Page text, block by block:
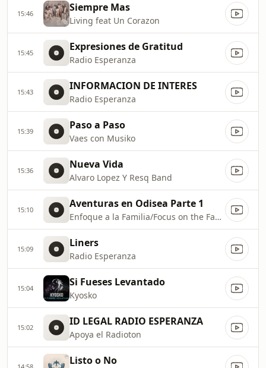
15:46 Siempre Mas
Living feat Un Corazon
15:45 Expresiones de Gratitud
Radio Esperanza
15:43 INFORMACION DE INTERES
Radio Esperanza
15:39 Paso a Paso
Vaes con Musiko
15:36 Nueva Vida
Alvaro Lopez Y Resq Band
15:10 Aventuras en Odisea Parte 1
Enfoque a la Familia/Focus on the Family
15:09 Liners
Radio Esperanza
15:04 Si Fueses Levantado
Kyosko
15:02 ID LEGAL RADIO ESPERANZA
Apoya el Radioton
14:58 Listo o No